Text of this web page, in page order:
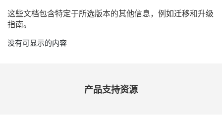
这些文档包含特定于所选版本的其他信息， 例如迁移和升级
指南。
没有可显示的内容
产品支持资源